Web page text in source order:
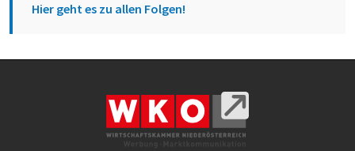
Hier geht es zu allen Folgen!